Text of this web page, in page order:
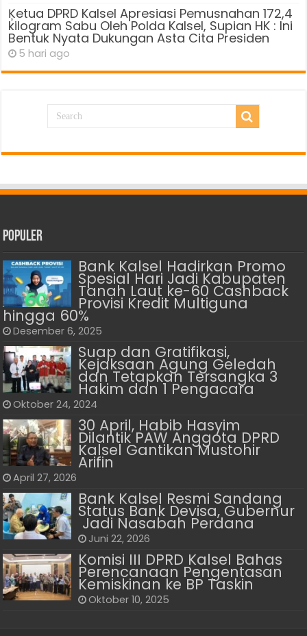
Ķetua DPRD Kalsel Apresiasi Pemusnahan 172,4
kilogram Sabu Oleh Polda Kalsel, Supian HK : Ini
Bentuk Nyata Dukungan Asta Cita Presiden
5 hari ago
Populer
Bank Kalsel Hadirkan Promo
Spesial Hari Jadi Kabupaten
Tanah Laut ke-60 Cashback
Provisi Kredit Multiguna
hingga 60%
Desember 6, 2025
Suap dan Gratifikasi,
Kejaksaan Agung Geledah
dan Tetapkan Tersangka 3
Hakim dan 1 Pengacara
Oktober 24, 2024
30 April, Habib Hasyim
Dilantik PAW Anggota DPRD
Kalsel Gantikan Mustohir
Arifin
April 27, 2026
Bank Kalsel Resmi Sandang
Status Bank Devisa, Gubernur
Jadi Nasabah Perdana
Juni 22, 2026
Komisi III DPRD Kalsel Bahas
Perencanaan Pengentasan
Kemiskinan ke BP Taskin
Oktober 10, 2025